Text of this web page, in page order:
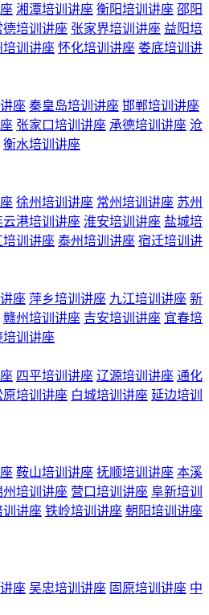
湘潭培训讲座 衡阳培训讲座 邵阳
德培训讲座 张家界培训讲座 益阳培
培训讲座 怀化培训讲座 娄底培训讲
座 秦皇岛培训讲座 邯郸培训讲座
张家口培训讲座 承德培训讲座 沧
衡水培训讲座
徐州培训讲座 常州培训讲座 苏州
云港培训讲座 淮安培训讲座 盐城培
培训讲座 泰州培训讲座 宿迁培训讲
座 萍乡培训讲座 九江培训讲座 新
赣州培训讲座 吉安培训讲座 宜春培
培训讲座
四平培训讲座 辽源培训讲座 通化
原培训讲座 白城培训讲座 延边培训
鞍山培训讲座 抚顺培训讲座 本溪
州培训讲座 营口培训讲座 阜新培训
训讲座 铁岭培训讲座 朝阳培训讲座
座 吴忠培训讲座 固原培训讲座 中